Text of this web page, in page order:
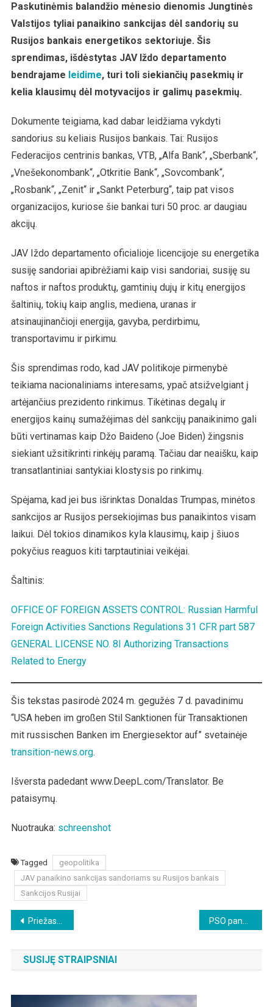
Paskutinėmis balandžio mėnesio dienomis Jungtinės
Valstijos tyliai panaikino sankcijas dėl sandorių su
Rusijos bankais energetikos sektoriuje. Šis
sprendimas, išdėstytas JAV Iždo departamento
bendrajame leidime, turi toli siekiančių pasekmių ir
kelia klausimų dėl motyvacijos ir galimų pasekmių.
Dokumente teigiama, kad dabar leidžiama vykdyti
sandorius su keliais Rusijos bankais. Tai: Rusijos
Federacijos centrinis bankas, VTB, „Alfa Bank“, „Sberbank“,
„Vnešekonombank“, „Otkritie Bank“, „Sovcombank“,
„Rosbank“, „Zenit“ ir „Sankt Peterburg“, taip pat visos
organizacijos, kuriose šie bankai turi 50 proc. ar daugiau
akcijų.
JAV Iždo departamento oficialioje licencijoje su energetika
susiję sandoriai apibrėžiami kaip visi sandoriai, susiję su
naftos ir naftos produktų, gamtinių dujų ir kitų energijos
šaltinių, tokių kaip anglis, mediena, uranas ir
atsinaujinančioji energija, gavyba, perdirbimu,
transportavimu ir pirkimu.
Šis sprendimas rodo, kad JAV politikoje pirmenybė
teikiama nacionaliniams interesams, ypač atsižvelgiant į
artėjančius prezidento rinkimus. Tikėtinas degalų ir
energijos kainų sumažėjimas dėl sankcijų panaikinimo gali
būti vertinamas kaip Džo Baideno (Joe Biden) žingsnis
siekiant užsitikrinti rinkėjų paramą. Tačiau dar neaišku, kaip
transatlantiniai santykiai klostysis po rinkimų.
Spėjama, kad jei bus išrinktas Donaldas Trumpas, minėtos
sankcijos ar Rusijos persekiojimas bus panaikintos visam
laikui. Dėl tokios dinamikos kyla klausimų, kaip į šiuos
pokyčius reaguos kiti tarptautiniai veikėjai.
Šaltinis:
OFFICE OF FOREIGN ASSETS CONTROL: Russian Harmful
Foreign Activities Sanctions Regulations 31 CFR part 587
GENERAL LICENSE NO. 8I Authorizing Transactions
Related to Energy
Šis tekstas pasirodė 2024 m. gegužės 7 d. pavadinimu
“USA heben im großen Stil Sanktionen für Transaktionen
mit russischen Banken im Energiesektor auf” svetainėje
transition-news.org.
Išversta padedant www.DeepL.com/Translator. Be
pataisymų.
Nuotrauka: schreenshot
Tagged
geopolitika
JAV panaikino sankcijas sandoriams su Rusijos bankais
Sankcijos Rusijai
Beitragsnavigation
Priežastinis ryšys ir sunkus nusikaltimas PSO pandemijos sutartis greičiausiai žlugs
SUSIJĘ STRAIPSNIAI